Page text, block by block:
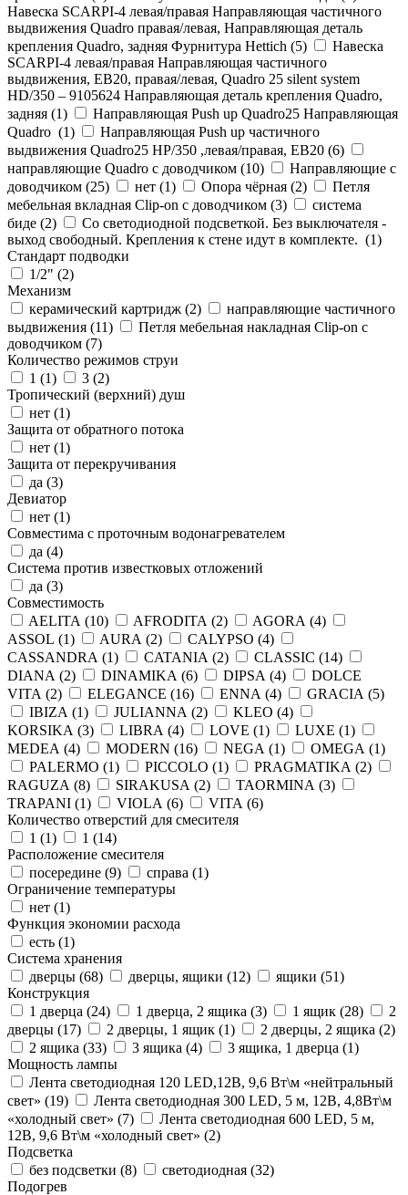
Навеска SCARPI-4 левая/правая Направляющая частичного
выдвижения Quadro правая/левая, Направляющая деталь
крепления Quadro, задняя Фурнитура Hettich (5)
Навеска
SCARPI-4 левая/правая Направляющая частичного
выдвижения, ЕВ20, правая/левая, Quadro 25 silent system
HD/350 – 9105624 Направляющая деталь крепления Quadro,
задняя (1)
Направляющая Push up Quadro25 Направляющая
Quadro (1)
Направляющая Push up частичного
выдвижения Quadro25 НР/350 ,левая/правая, ЕВ20 (6)
направляющие Quadro с доводчиком (10)
Направляющие с
доводчиком (25) нет (1) Опора чёрная (2)
Петля
мебельная вкладная Clip-on с доводчиком (3)
система
биде (2)
Со светодиодной подсветкой. Без выключателя -
выход свободный. Крепления к стене идут в комплекте. (1)
Стандарт подводки
1/2" (2)
Механизм
керамический картридж (2)
направляющие частичного
выдвижения (11)
Петля мебельная накладная Clip-on с
доводчиком (7)
Количество режимов струи
1 (1) 3 (2)
Тропический (верхний) душ
нет (1)
Защита от обратного потока
нет (1)
Защита от перекручивания
да (3)
Девиатор
нет (1)
Совместима с проточным водонагревателем
да (4)
Система против известковых отложений
да (3)
Совместимость
AELITA (10) AFRODITA (2) AGORA (4)
ASSOL (1) AURA (2) CALYPSO (4)
CASSANDRA (1) CATANIA (2) CLASSIC (14)
DIANA (2) DINAMIKA (6) DIPSA (4)
DOLCE
VITA (2) ELEGANCE (16) ENNA (4) GRACIA (5)
IBIZA (1) JULIANNA (2) KLEO (4)
KORSIKA (3) LIBRA (4) LOVE (1) LUXE (1)
MEDEA (4) MODERN (16) NEGA (1) OMEGA (1)
PALERMO (1) PICCOLO (1) PRAGMATIKA (2)
RAGUZA (8) SIRAKUSA (2) TAORMINA (3)
TRAPANI (1) VIOLA (6) VITA (6)
Количество отверстий для смесителя
1 (1) 1 (14)
Расположение смесителя
посередине (9) справа (1)
Ограничение температуры
нет (1)
Функция экономии расхода
есть (1)
Система хранения
дверцы (68) дверцы, ящики (12) ящики (51)
Конструкция
1 дверца (24) 1 дверца, 2 ящика (3) 1 ящик (28)
2
дверцы (17) 2 дверцы, 1 ящик (1) 2 дверцы, 2 ящика (2)
2 ящика (33) 3 ящика (4) 3 ящика, 1 дверца (1)
Мощность лампы
Лента светодиодная 120 LED,12В, 9,6 Вт\м «нейтральный
свет» (19)
Лента светодиодная 300 LED, 5 м, 12В, 4,8Вт\м
«холодный свет» (7)
Лента светодиодная 600 LED, 5 м,
12В, 9,6 Вт\м «холодный свет» (2)
Подсветка
без подсветки (8) светодиодная (32)
Подогрев